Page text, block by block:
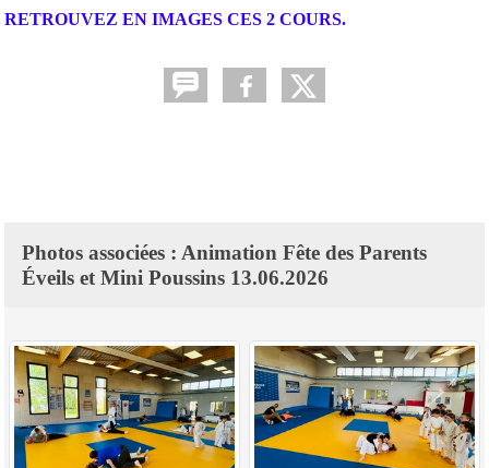
RETROUVEZ EN IMAGES CES 2 COURS.
Photos associées : Animation Fête des Parents
Éveils et Mini Poussins 13.06.2026